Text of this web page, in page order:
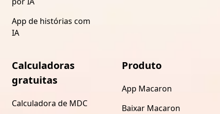
App de histórias com
IA
Calculadoras
gratuitas
Calculadora de MDC
Produto
App Macaron
Baixar Macaron